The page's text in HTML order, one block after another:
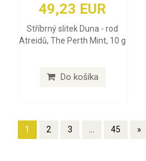
49,23 EUR
Stříbrný slitek Duna - rod
Atreidů, The Perth Mint, 10 g
Do košíka
1 2 3 ... 45 »